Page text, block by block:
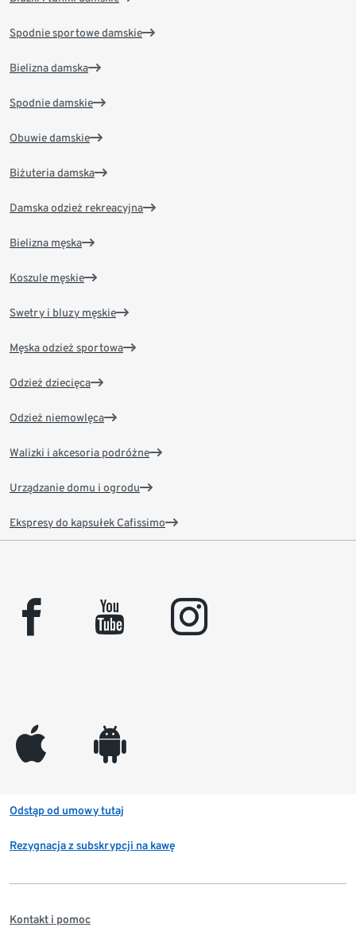
Spodnie sportowe damskie
Bielizna damska
Spodnie damskie
Obuwie damskie
Biżuteria damska
Damska odzież rekreacyjna
Bielizna męska
Koszule męskie
Swetry i bluzy męskie
Męska odzież sportowa
Odzież dziecięca
Odzież niemowlęca
Walizki i akcesoria podróżne
Urządzanie domu i ogrodu
Ekspresy do kapsułek Cafissimo
facebook youtube instagram
appleinc android
Odstąp od umowy tutaj
Rezygnacja z subskrypcji na kawę
Kontakt i pomoc